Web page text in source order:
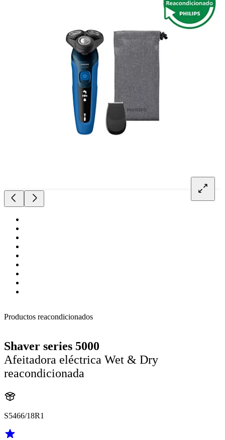
Productos reacondicionados
Shaver series 5000
Afeitadora eléctrica Wet & Dry
reacondicionada
S5466/18R1